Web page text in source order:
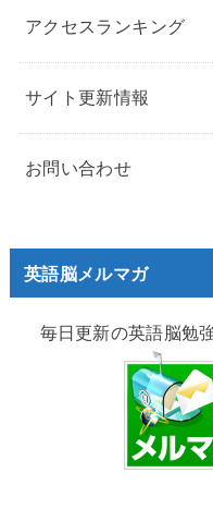
アクセスランキング
サイト更新情報
お問い合わせ
英語脳メルマガ
毎日更新の英語脳勉